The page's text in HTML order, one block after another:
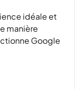
idéale et
manière
Google